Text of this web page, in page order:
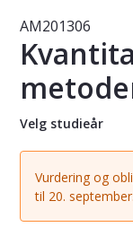
Emne -
AM201306
Velg studieår
Vurdering og
til 20. september.